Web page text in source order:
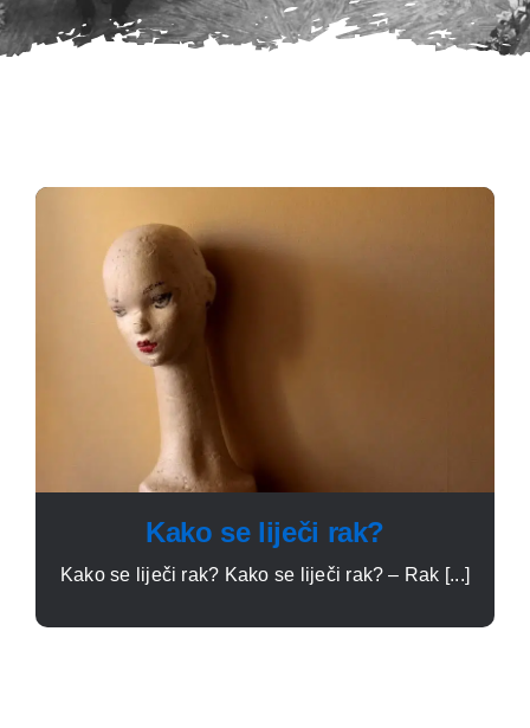
Kako se liječi rak?
Kako se liječi rak? Kako se liječi rak? – Rak [...]